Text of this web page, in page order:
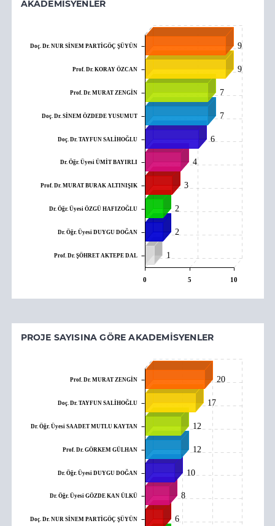
AKADEMISYENLER
9
9
7
7
6
4
3
2
2
1
Doç. Dr. NUR SİNEM PARTİGÖÇ ŞÜYÜN
Prof. Dr. KORAY ÖZCAN
Prof. Dr. MURAT ZENGİN
Doç. Dr. SİNEM ÖZDEDE YUSUMUT
Doç. Dr. TAYFUN SALİHOĞLU
Dr. Öğr. Üyesi ÜMİT BAYIRLI
Prof. Dr. MURAT BURAK ALTINIŞIK
Dr. Öğr. Üyesi ÖZGÜ HAFIZOĞLU
Dr. Öğr. Üyesi DUYGU DOĞAN
Prof. Dr. ŞÖHRET AKTEPE DAL
0 5 10
PROJE SAYISINA GÖRE AKADEMISYENLER
20
17
12
12
10
8
6
Prof. Dr. MURAT ZENGİN
Doç. Dr. TAYFUN SALİHOĞLU
Dr. Öğr. Üyesi SAADET MUTLU KAYTAN
Prof. Dr. GÖRKEM GÜLHAN
Dr. Öğr. Üyesi DUYGU DOĞAN
Dr. Öğr. Üyesi GÖZDE KAN ÜLKÜ
Doç. Dr. NUR SİNEM PARTİGÖÇ ŞÜYÜN